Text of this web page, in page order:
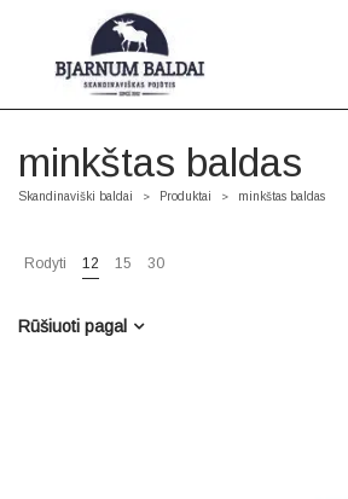
minkštas baldas
Skandinaviški baldai > Produktai > minkštas baldas
Rodyti 12 15 30
Rūšiuoti pagal